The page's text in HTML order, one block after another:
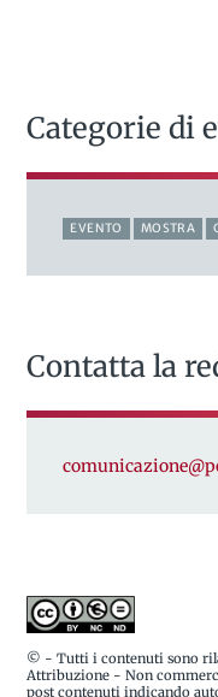
Categorie di
EVENTO MOSTRA
Contatta la
© - Tutti i contenuti sono
Attribuzione - Non
post contenuti indicando